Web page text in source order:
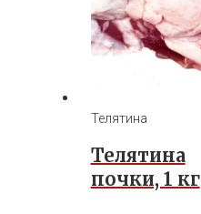
Телятина
Телятина
почки, 1 кг